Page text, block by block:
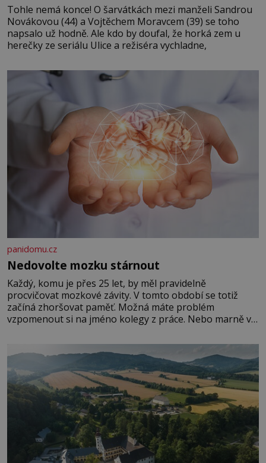
Tohle nemá konce! O šarvátkách mezi manželi Sandrou
Novákovou (44) a Vojtěchem Moravcem (39) se toho
napsalo už hodně. Ale kdo by doufal, že horká zem u
herečky ze seriálu Ulice a režiséra vychladne,
panidomu.cz
Nedovolte mozku stárnout
Každý, komu je přes 25 let, by měl pravidelně
procvičovat mozkové závity. V tomto období se totiž
začíná zhoršovat paměť. Možná máte problém
vzpomenout si na jméno kolegy z práce. Nebo marně v
Je to opravdu tak, s věkem jako kdyby se paměť
rozhodla stávkovat. Cvičte